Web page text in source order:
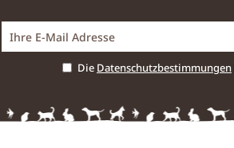
Die Datenschutzbestimmungen